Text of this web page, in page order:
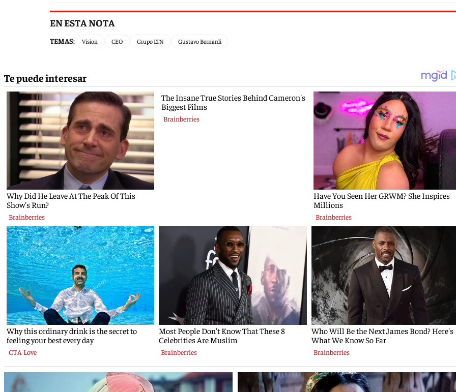
EN ESTA NOTA
TEMAS: Vision CEO Grupo LTN Gustavo Bernardi